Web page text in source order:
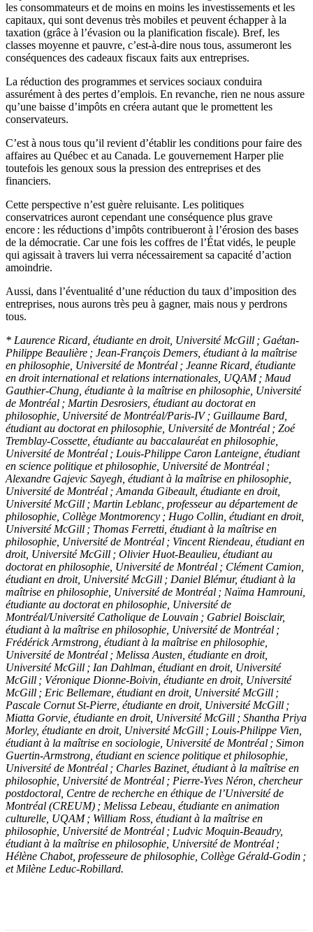
les consommateurs et de moins en moins les investissements et les
capitaux, qui sont devenus très mobiles et peuvent échapper à la
taxation (grâce à l’évasion ou la planification fiscale). Bref, les
classes moyenne et pauvre, c’est-à-dire nous tous, assumeront les
conséquences des cadeaux fiscaux faits aux entreprises.
La réduction des programmes et services sociaux conduira
assurément à des pertes d’emplois. En revanche, rien ne nous assure
qu’une baisse d’impôts en créera autant que le promettent les
conservateurs.
C’est à nous tous qu’il revient d’établir les conditions pour faire des
affaires au Québec et au Canada. Le gouvernement Harper plie
toutefois les genoux sous la pression des entreprises et des
financiers.
Cette perspective n’est guère reluisante. Les politiques
conservatrices auront cependant une conséquence plus grave
encore : les réductions d’impôts contribueront à l’érosion des bases
de la démocratie. Car une fois les coffres de l’État vidés, le peuple
qui agissait à travers lui verra nécessairement sa capacité d’action
amoindrie.
Aussi, dans l’éventualité d’une réduction du taux d’imposition des
entreprises, nous aurons très peu à gagner, mais nous y perdrons
tous.
* Laurence Ricard, étudiante en droit, Université McGill ; Gaétan-
Philippe Beaulière ; Jean-François Demers, étudiant à la maîtrise
en philosophie, Université de Montréal ; Jeanne Ricard, étudiante
en droit international et relations internationales, UQAM ; Maud
Gauthier-Chung, étudiante à la maîtrise en philosophie, Université
de Montréal ; Martin Desrosiers, étudiant au doctorat en
philosophie, Université de Montréal/Paris-IV ; Guillaume Bard,
étudiant au doctorat en philosophie, Université de Montréal ; Zoé
Tremblay-Cossette, étudiante au baccalauréat en philosophie,
Université de Montréal ; Louis-Philippe Caron Lanteigne, étudiant
en science politique et philosophie, Université de Montréal ;
Alexandre Gajevic Sayegh, étudiant à la maîtrise en philosophie,
Université de Montréal ; Amanda Gibeault, étudiante en droit,
Université McGill ; Martin Leblanc, professeur au département de
philosophie, Collège Montmorency ; Hugo Collin, étudiant en droit,
Université McGill ; Thomas Ferretti, étudiant à la maîtrise en
philosophie, Université de Montréal ; Vincent Riendeau, étudiant en
droit, Université McGill ; Olivier Huot-Beaulieu, étudiant au
doctorat en philosophie, Université de Montréal ; Clément Camion,
étudiant en droit, Université McGill ; Daniel Blémur, étudiant à la
maîtrise en philosophie, Université de Montréal ; Naïma Hamrouni,
étudiante au doctorat en philosophie, Université de
Montréal/Université Catholique de Louvain ; Gabriel Boisclair,
étudiant à la maîtrise en philosophie, Université de Montréal ;
Frédérick Armstrong, étudiant à la maîtrise en philosophie,
Université de Montréal ; Melissa Austen, étudiante en droit,
Université McGill ; Ian Dahlman, étudiant en droit, Université
McGill ; Véronique Dionne-Boivin, étudiante en droit, Université
McGill ; Eric Bellemare, étudiant en droit, Université McGill ;
Pascale Cornut St-Pierre, étudiante en droit, Université McGill ;
Miatta Gorvie, étudiante en droit, Université McGill ; Shantha Priya
Morley, étudiante en droit, Université McGill ; Louis-Philippe Vien,
étudiant à la maîtrise en sociologie, Université de Montréal ; Simon
Guertin-Armstrong, étudiant en science politique et philosophie,
Université de Montréal ; Charles Bazinet, étudiant à la maîtrise en
philosophie, Université de Montréal ; Pierre-Yves Néron, chercheur
postdoctoral, Centre de recherche en éthique de l’Université de
Montréal (CREUM) ; Melissa Lebeau, étudiante en animation
culturelle, UQAM ; William Ross, étudiant à la maîtrise en
philosophie, Université de Montréal ; Ludvic Moquin-Beaudry,
étudiant à la maîtrise en philosophie, Université de Montréal ;
Hélène Chabot, professeure de philosophie, Collège Gérald-Godin ;
et Milène Leduc-Robillard.